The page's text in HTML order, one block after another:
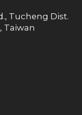
Tucheng Dist.
Taiwan